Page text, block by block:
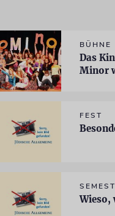
BÜHNE
Das
Minor
FEST
Wieso,